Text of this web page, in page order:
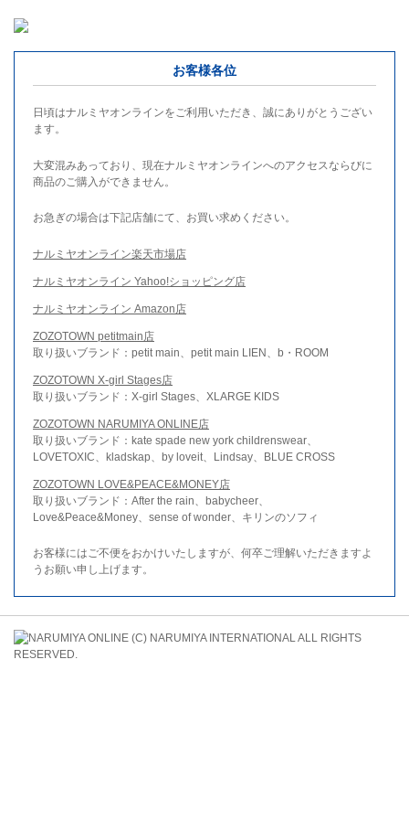
お客様各位
日頃はナルミヤオンラインをご利用いただき、誠にありがとうござい
ます。
大変混みあっており、現在ナルミヤオンラインへのアクセスならびに
商品のご購入ができません。
お急ぎの場合は下記店舗にて、お買い求めください。
ナルミヤオンライン楽天市場店
ナルミヤオンライン Yahoo!ショッピング店
ナルミヤオンライン Amazon店
ZOZOTOWN petitmain店
取り扱いブランド：petit main、petit main LIEN、b・ROOM
ZOZOTOWN X-girl Stages店
取り扱いブランド：X-girl Stages、XLARGE KIDS
ZOZOTOWN NARUMIYA ONLINE店
取り扱いブランド：kate spade new york childrenswear、
LOVETOXIC、kladskap、by loveit、Lindsay、BLUE CROSS
ZOZOTOWN LOVE&PEACE&MONEY店
取り扱いブランド：After the rain、babycheer、
Love&Peace&Money、sense of wonder、キリンのソフィ
お客様にはご不便をおかけいたしますが、何卒ご理解いただきますよ
うお願い申し上げます。